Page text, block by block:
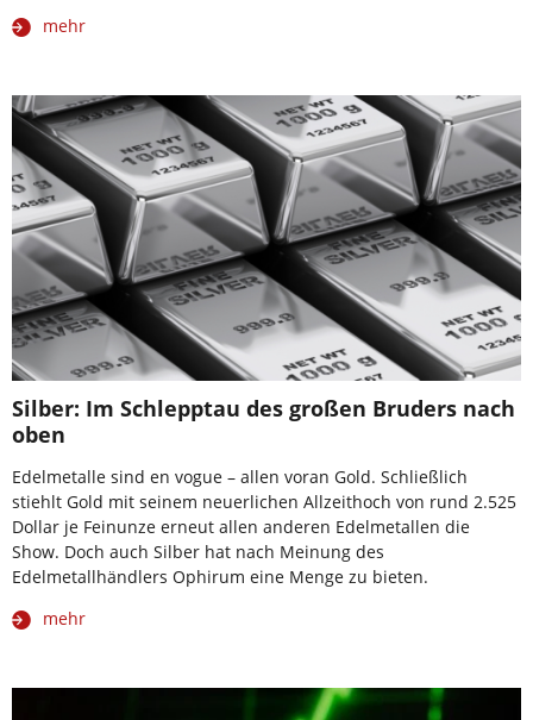
mehr
Silber: Im Schlepptau des großen Bruders nach
oben
Edelmetalle sind en vogue – allen voran Gold. Schließlich
stiehlt Gold mit seinem neuerlichen Allzeithoch von rund 2.525
Dollar je Feinunze erneut allen anderen Edelmetallen die
Show. Doch auch Silber hat nach Meinung des
Edelmetallhändlers Ophirum eine Menge zu bieten.
mehr